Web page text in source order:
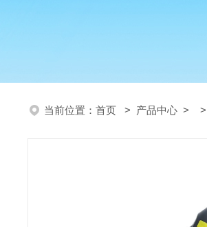
当前位置： 首页 > 产品中心 > >